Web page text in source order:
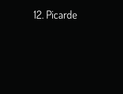
Picarde